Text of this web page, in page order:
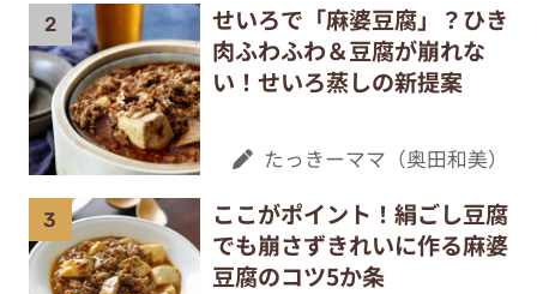
せいろで「麻婆豆腐」？ひき
肉ふわふわ＆豆腐が崩れな
い！せいろ蒸しの新提案
たっきーママ（奥田和美）
ここがポイント！絹ごし豆腐
でも崩さずきれいに作る麻婆
豆腐のコツ5か条